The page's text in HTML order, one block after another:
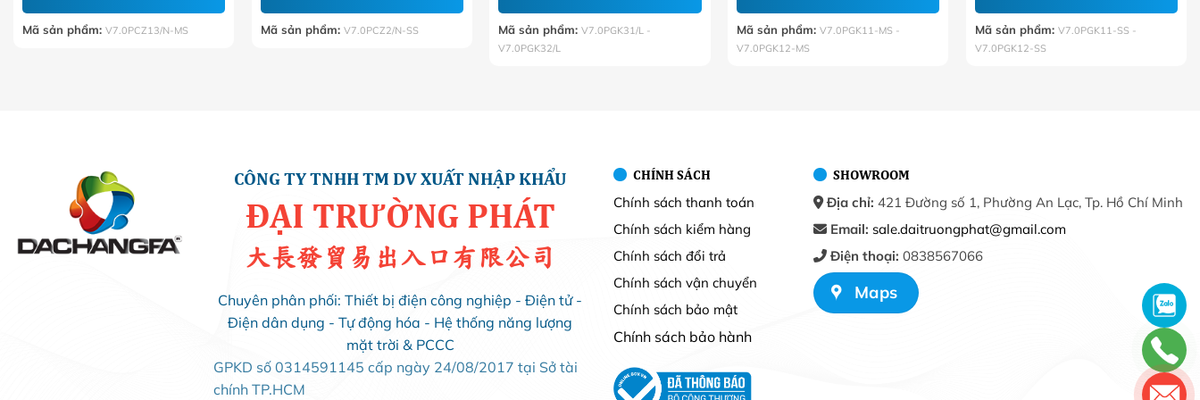
Mã sản phẩm: V7.0PCZ13/N-MS Mã sản phẩm: V7.0PCZ2/N-SS Mã sản phẩm:V7.0PGK31/L -
V7.0PGK32/L
Mã sản phẩm:V7.0PGK11-MS -
V7.0PGK12-MS
Mã sản phẩm: V7.0PGK11-SS -
V7.0PGK12-SS
CÔNG TY TNHH TM DV XUẤT NHẬP KHẨU
ĐẠI TRƯỜNG PHÁT
大長發貿易出入口有限公司
Chuyên phân phối: Thiết bị điện công nghiệp - Điện tử -
Điện dân dụng - Tự động hóa - Hệ thống năng lượng
mặt trời & PCCC
GPKD số 0314591145 cấp ngày 24/08/2017 tại Sở tài
chính TP.HCM
CHÍNH SÁCH
Chính sách thanh toán
Chính sách kiểm hàng
Chính sách đổi trả
Chính sách vận chuyển
Chính sách bảo mật
Chính sách bảo hành
SHOWROOM
Địa chỉ: 421 Đường số 1, Phường An Lạc, Tp. Hồ Chí Minh
Email: sale.daitruongphat@gmail.com
Điện thoại: 0838567066
Maps